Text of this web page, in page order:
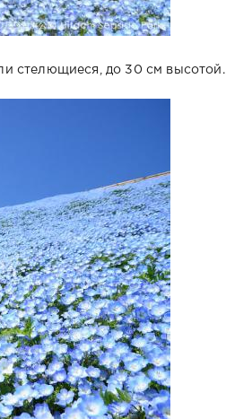
стелющиеся, до 30 см высотой.